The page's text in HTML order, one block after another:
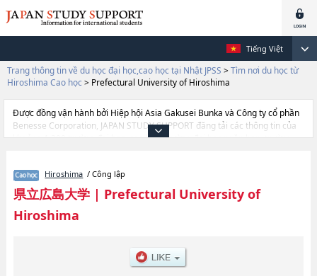
Tiếng Việt
Trang thông tin về du học đại học,cao học tại Nhật JPSS > Tìm nơi du học từ
Hiroshima Cao học > Prefectural University of Hiroshima
Được đồng vận hành bởi Hiệp hội Asia Gakusei Bunka và Công ty cổ phần
Benesse Corporation, JAPAN STUDY SUPPORT đăng tải các thông tin của
khoảng 1.300 trường đại học, cao học, trường đại học ngắn hạn, trường
Hiroshima, và thông tin cần thiết dành cho du học sinh, như là về các
Comprehensive Scientific Research, thông tin về từng khoa nghiên cứu,
thông tin liên quan đến thi tuyển như số lượng tuyển sinh, số lượng trúng
tuyển, cở sở trang thiết bị, hướng dẫn địa điểm v.v...
Hiroshima / Công lập
県立広島大学| Prefectural University of
Hiroshima